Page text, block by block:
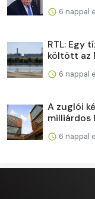
6 nappal
RTL: Egy
költött az
6 nappal
A zuglói
milliárdos
6 nappal